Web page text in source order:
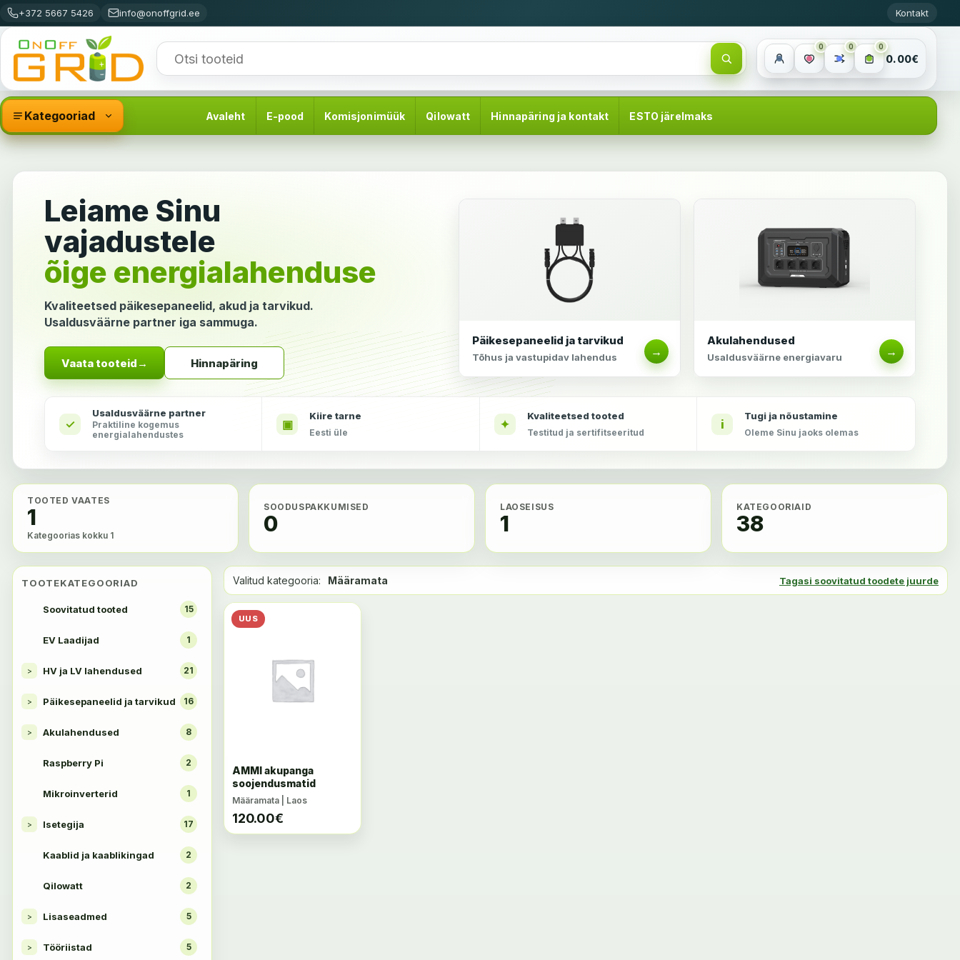
+372 5667 5426 info@onoffgrid.ee Kontakt
0 0 0
0.00€
Kategooriad Avaleht E-pood Komisjonimüük Qilowatt Hinnapäring ja kontakt ESTO järelmaks
Leiame Sinu
vajadustele
õige energialahenduse
Kvaliteetsed päikesepaneelid, akud ja tarvikud.
Usaldusväärne partner iga sammuga.
Vaata tooteid → Hinnapäring
Päikesepaneelid ja tarvikud
Tõhus ja vastupidav lahendus →
Akulahendused
Usaldusväärne energiavaru →
✓
Usaldusväärne partner
Praktiline kogemus
energialahendustes
▣
Kiire tarne
Eesti üle
✦
Kvaliteetsed tooted
Testitud ja sertifitseeritud
i
Tugi ja nõustamine
Oleme Sinu jaoks olemas
TOOTED VAATES
1
Kategoorias kokku 1
SOODUSPAKKUMISED
0
LAOSEISUS
1
KATEGOORIAID
38
TOOTEKATEGOORIAD
Soovitatud tooted 15
EV Laadijad 1
> HV ja LV lahendused 21
> Päikesepaneelid ja tarvikud 16
> Akulahendused 8
Raspberry Pi 2
Mikroinverterid 1
> Isetegija 17
Kaablid ja kaablikingad 2
Qilowatt 2
> Lisaseadmed 5
> Tööriistad 5
Valitud kategooria: Määramata Tagasi soovitatud toodete juurde
UUS
AMMI akupanga
soojendusmatid
Määramata | Laos
120.00€